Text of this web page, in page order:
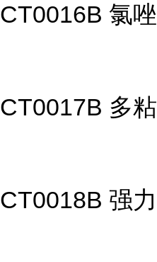
CT0016B 氯
CT0017B 多
CT0018B 强